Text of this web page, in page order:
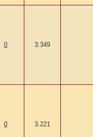
0 3.349
0 3.221